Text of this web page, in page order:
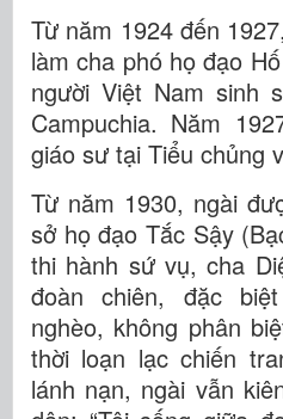
Từ năm 1924 đến
làm cha phó họ đạo
người Việt Nam sinh
Campuchia. Năm
giáo sư tại Tiểu chủng
Từ năm 1930, ngài
sở họ đạo Tắc Sậy
thi hành sứ vụ, cha
đoàn chiên, đặc
nghèo, không phân
thời loạn lạc chiến
lánh nạn, ngài vẫn